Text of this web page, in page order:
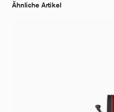
Ähnliche Artikel